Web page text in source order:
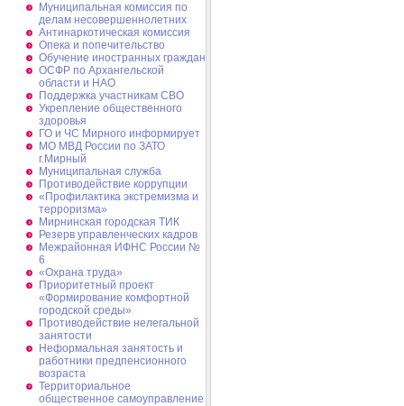
Муниципальная комиссия по
делам несовершеннолетних
Антинаркотическая комиссия
Опека и попечительство
Обучение иностранных граждан
ОСФР по Архангельской
области и НАО
Поддержка участникам СВО
Укрепление общественного
здоровья
ГО и ЧС Мирного информирует
МО МВД России по ЗАТО
г.Мирный
Муниципальная cлужба
Противодействие коррупции
«Профилактика экстремизма и
терроризма»
Мирнинская городская ТИК
Резерв управленческих кадров
Межрайонная ИФНС России №
6
«Охрана труда»
Приоритетный проект
«Формирование комфортной
городской среды»
Противодействие нелегальной
занятости
Неформальная занятость и
работники предпенсионного
возраста
Территориальное
общественное самоуправление